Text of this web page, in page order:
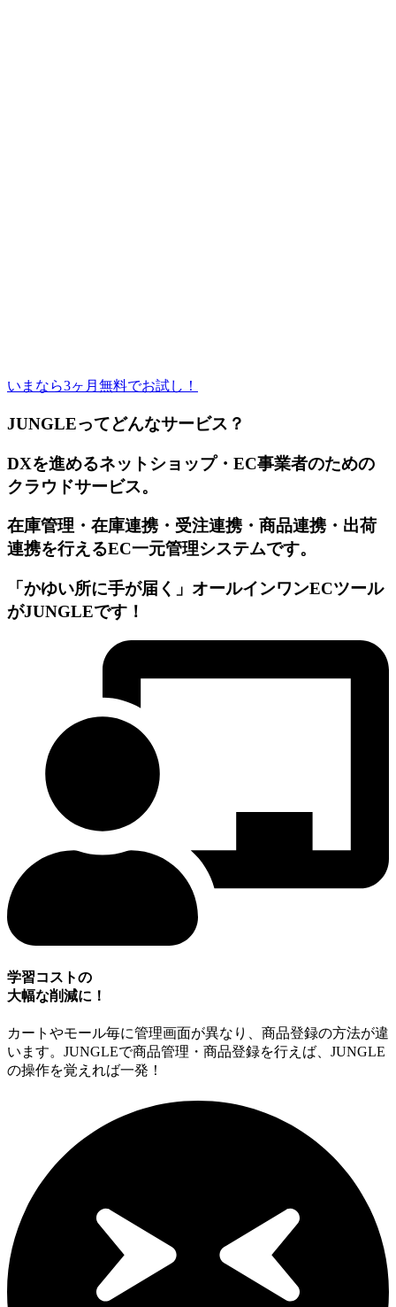
いまなら3ヶ月無料でお試し！
JUNGLEってどんなサービス？
DXを進めるネットショップ・EC事業者のための
クラウドサービス。
在庫管理・在庫連携・受注連携・商品連携・出荷
連携を⾏えるEC⼀元管理システムです。
「かゆい所に⼿が届く」オールインワンECツール
がJUNGLEです！
学習コストの
大幅な削減に！
カートやモール毎に管理画面が異なり、商品登録の方法が違
います。JUNGLEで商品管理・商品登録を行えば、JUNGLE
の操作を覚えれば一発！